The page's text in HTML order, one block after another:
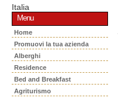
Italia
Menu
Home
Promuovi la tua azienda
Alberghi
Residence
Bed and Breakfast
Agriturismo